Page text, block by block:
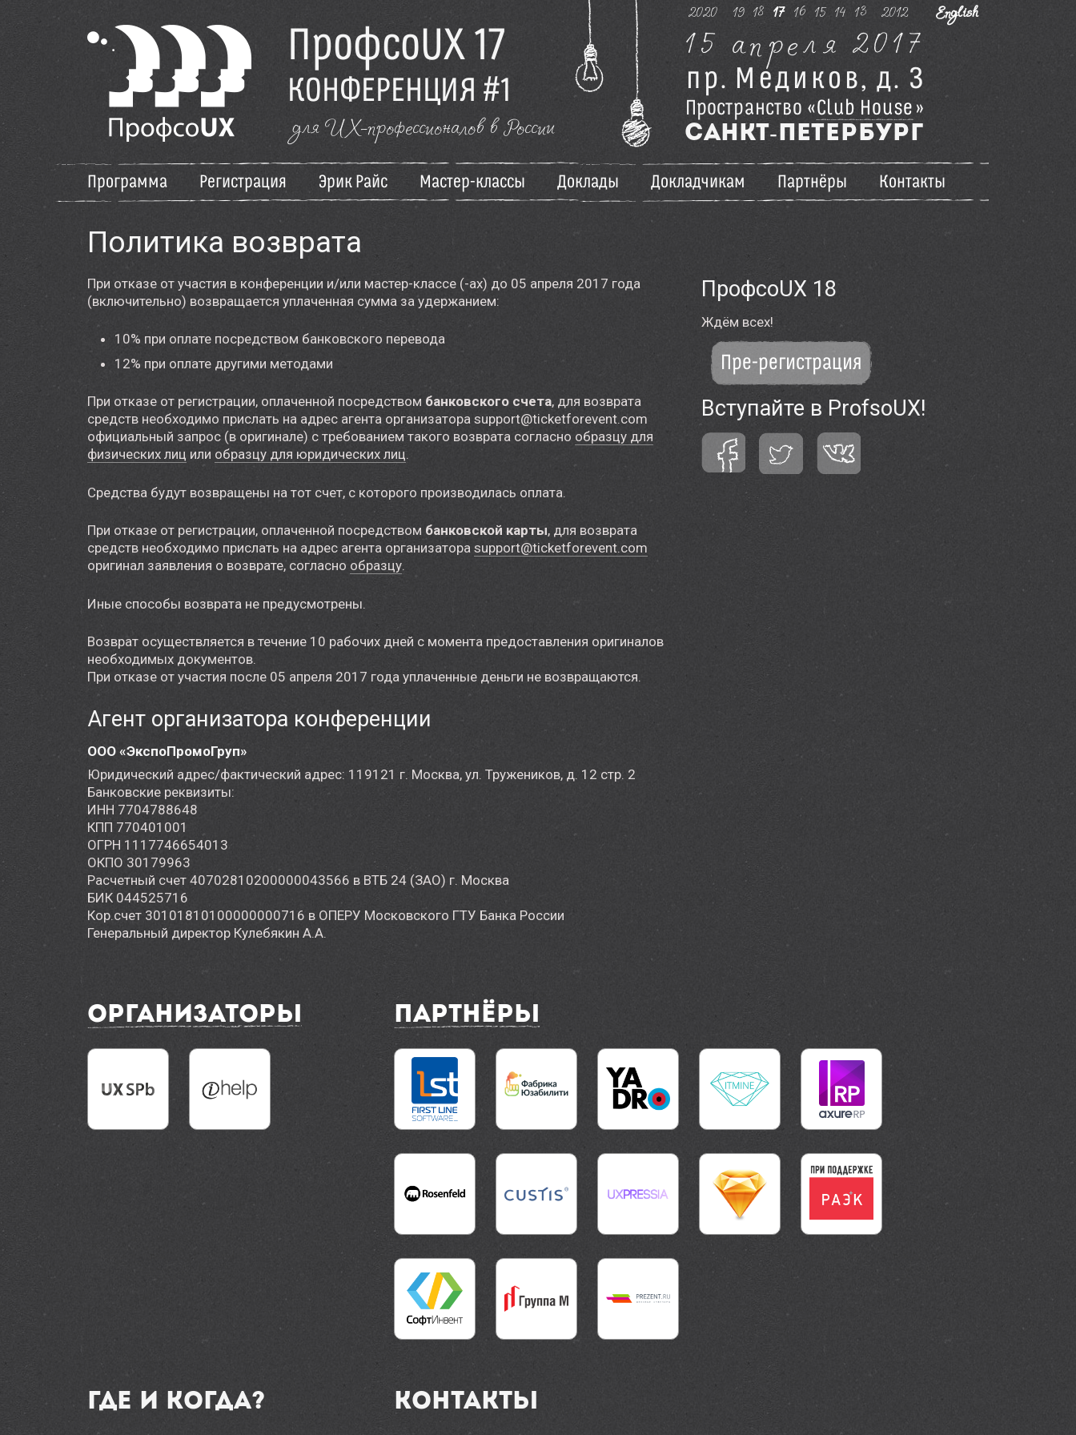
2020 19 18 17 16 15 14 13 2012 English
ПрофсоUX 17
КОНФЕРЕНЦИЯ #1
для UX-профессионалов в России
15 апреля 2017
пр. М еди ков, д. 3
Пространство «Club House »
САНКТ-ПЕТЕРБУРГ
Программа Регистрация Эрик Райс Мастер-классы Доклады Докладчикам Партнёры Контакты
Регистрация
Эрик Райс
Мастер-классы
Доклады
Докладчикам
Партнёры
Контакты
Политика возврата
При отказе от участия в конференции и/или мастер-классе (-ах) до 05 апреля 2017 года
(включительно) возвращается уплаченная сумма за удержанием:
10% при оплате посредством банковского перевода
12% при оплате другими методами
При отказе от регистрации, оплаченной посредством банковского счета, для возврата
средств необходимо прислать на адрес агента организатора support@ticketforevent.com
официальный запрос (в оригинале) с требованием такого возврата согласно образцу для
физических лиц или образцу для юридических лиц.
Средства будут возвращены на тот счет, с которого производилась оплата.
При отказе от регистрации, оплаченной посредством банковской карты, для возврата
средств необходимо прислать на адрес агента организатора support@ticketforevent.com
оригинал заявления о возврате, согласно образцу.
Иные способы возврата не предусмотрены.
Возврат осуществляется в течение 10 рабочих дней с момента предоставления оригиналов
необходимых документов.
При отказе от участия после 05 апреля 2017 года уплаченные деньги не возвращаются.
Агент организатора конференции
ООО «ЭкспоПромоГруп»
Юридический адрес/фактический адрес: 119121 г. Москва, ул. Тружеников, д. 12 стр. 2
Банковские реквизиты:
ИНН 7704788648
КПП 770401001
ОГРН 1117746654013
ОКПО 30179963
Расчетный счет 40702810200000043566 в ВТБ 24 (ЗАО) г. Москва
БИК 044525716
Кор.счет 30101810100000000716 в ОПЕРУ Московского ГТУ Банка России
Генеральный директор Кулебякин А.А.
ПрофсоUX 18
Ждём всех!
Пре-регистрация
Вступайте в ProfsoUX!
Организаторы Партнёры
Где и когда? Контакты